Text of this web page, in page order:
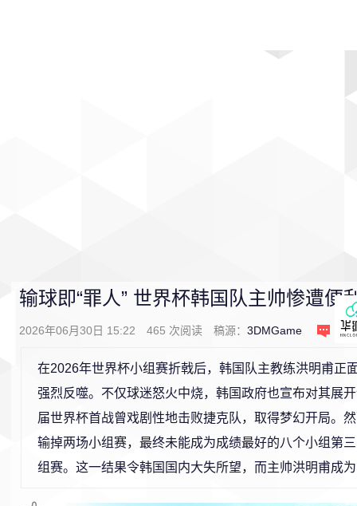
输球即“罪人” 世界杯韩国队主帅惨遭便
2026年06月30日 15:22 465 次阅读 稿源： 3DMGame 条
在2026年世界杯小组赛折戟后，韩国队主教练洪明甫正
强烈反噬。不仅球迷怒火中烧，韩国政府也宣布对其展
届世界杯首战曾戏剧性地击败捷克队，取得梦幻开局。
输掉两场小组赛，最终未能成为成绩最好的八个小组第
组赛。这一结果令韩国国内大失所望，而主帅洪明甫成